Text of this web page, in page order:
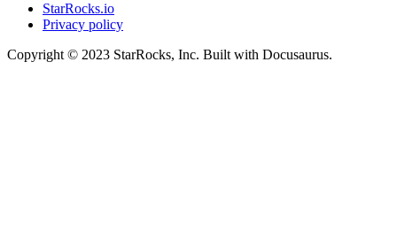
StarRocks.io
Privacy policy
Copyright © 2023 StarRocks, Inc. Built with Docusaurus.